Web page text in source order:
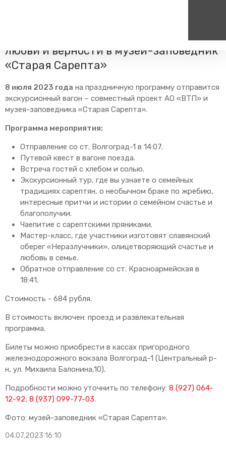
Пассажирам
Режим работы билетных
касс
Способы оплаты проезда
Абонементные билеты
Схема обращения
пригородных поездов
Мобильное приложение
Правила проезда
Для маломобильных
пассажиров
Групповые маршруты
Единый номер вызова экстренных служб
112
любви и верности в музей-заповедник
«Старая Сарепта»
8 июля 2023 года на праздничную программу отправится
экскурсионный вагон – совместный проект АО «ВТП» и
музея-заповедника «Старая Сарепта».
Программа мероприятия:
Отправление со ст. Волгоград-1 в 14:07.
Путевой квест в вагоне поезда.
Встреча гостей с хлебом и солью.
Экскурсионный тур, где вы узнаете о семейных
традициях сарептян, о необычном браке по жребию,
интересные притчи и истории о семейном счастье и
благополучии.
Чаепитие с сарептскими пряниками.
Мастер-класс, где участники изготовят славянский
оберег «Неразлучники», олицетворяющий счастье и
любовь в семье.
Обратное отправление со ст. Красноармейская в
18:41.
Стоимость - 684 рубля.
В стоимость включен: проезд и развлекательная
программа.
Билеты можно приобрести в кассах пригородного
железнодорожного вокзала Волгоград-1 (Центральный р-
н, ул. Михаила Балонина,10).
Подробности можно уточнить по телефону: 8 (927) 064-
12-92; 8 (937) 099-77-03.
Фото: музей-заповедник «Старая Сарепта».
04.07.2023 16:10